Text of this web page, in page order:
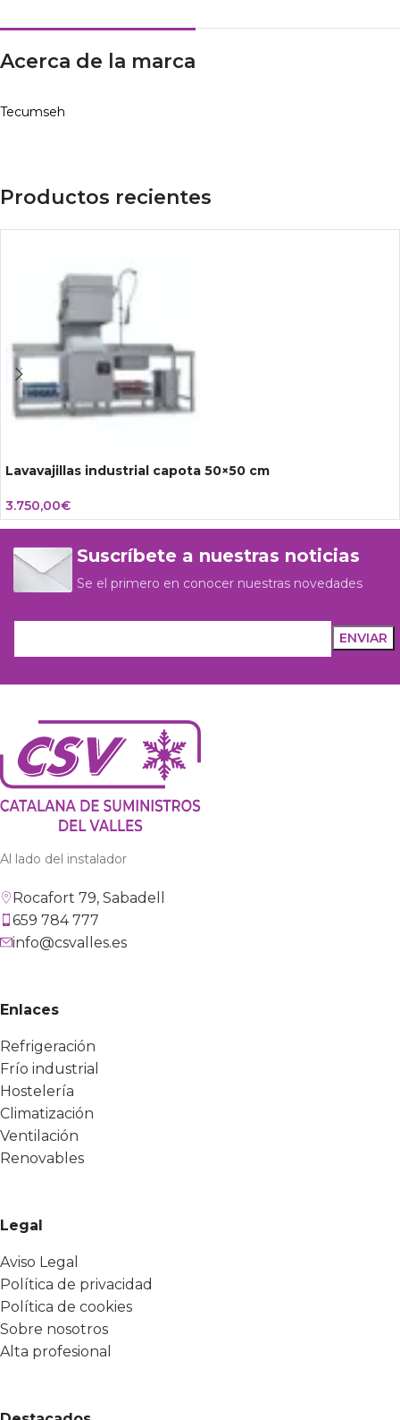
Acerca de la marca
Tecumseh
Productos recientes
Lavavajillas industrial capota 50×50 cm
3.750,00€
Suscríbete a nuestras noticias
Se el primero en conocer nuestras novedades
Al lado del instalador
Rocafort 79, Sabadell
659 784 777
info@csvalles.es
Enlaces
Refrigeración
Frío industrial
Hostelería
Climatización
Ventilación
Renovables
Legal
Aviso Legal
Política de privacidad
Política de cookies
Sobre nosotros
Alta profesional